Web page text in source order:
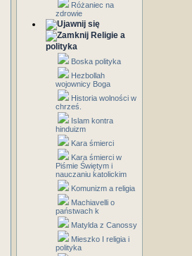
Różaniec na
zdrowie
Religie a
polityka
Boska polityka
Hezbollah
wojownicy Boga
Historia wolności w
chrześ.
Islam kontra
hinduizm
Kara śmierci
Kara śmierci w
Piśmie Świętym i
nauczaniu katolickim
Komunizm a religia
Machiavelli o
państwach k
Matylda z Canossy
Mieszko I religia i
polityka